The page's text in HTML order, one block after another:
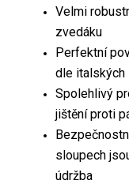
Velmi
zvedáku
Perfektní
dle italských
Spolehlivý
jištění proti
sloupech
údržba